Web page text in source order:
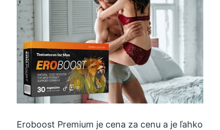
Eroboost Premium je cena za cenu a je ľahko